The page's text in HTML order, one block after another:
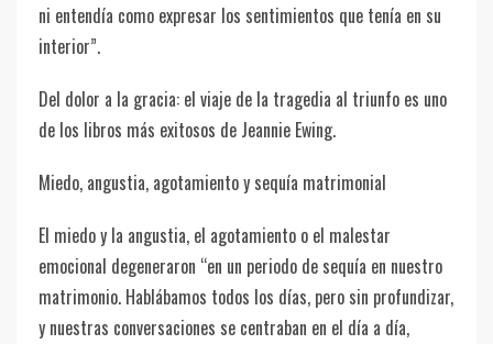
ni entendía como expresar los sentimientos que tenía en su
interior”.
Del dolor a la gracia: el viaje de la tragedia al triunfo es uno
de los libros más exitosos de Jeannie Ewing.
Miedo, angustia, agotamiento y sequía matrimonial
El miedo y la angustia, el agotamiento o el malestar
emocional degeneraron “en un periodo de sequía en nuestro
matrimonio. Hablábamos todos los días, pero sin profundizar,
y nuestras conversaciones se centraban en el día a día,